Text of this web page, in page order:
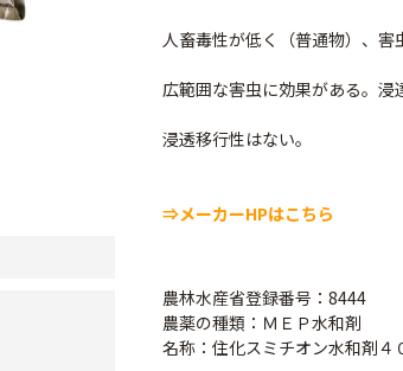
人畜毒性が低く（普通物）、害
広範囲な害虫に効果がある。浸
浸透移行性はない。
⇒メーカーHPはこちら
農林水産省登録番号：8444
農薬の種類：ＭＥＰ水和剤
名称：住化スミチオン水和剤４